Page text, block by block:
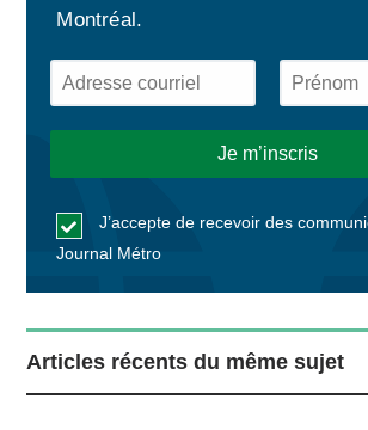
Montréal.
J’accepte de recevoir des
Journal Métro
Articles récents du même sujet